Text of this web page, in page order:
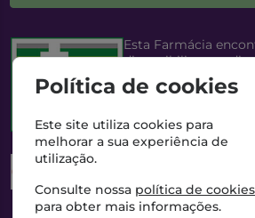
Esta Farmácia
disponibilizar
Internet, pelo
217987100
Nacional)
Esta Farmácia dispõe
Director Técnico e Proprietário:
Saraiva Cabral Costa
Política de cookies
Este site utiliza cookies para
melhorar a sua experiência de
utilização.
Consulte nossa política de cookies
para obter mais informações.